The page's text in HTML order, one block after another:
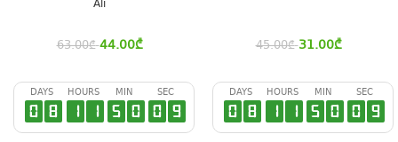
Ali
63.00₾ 44.00₾ 45.00₾ 31.00₾
DAYS
0 8
HOURS
1 1
MIN
5 0
SEC
0 8
DAYS
0 8
HOURS
1 1
MIN
5 0
SEC
0 8